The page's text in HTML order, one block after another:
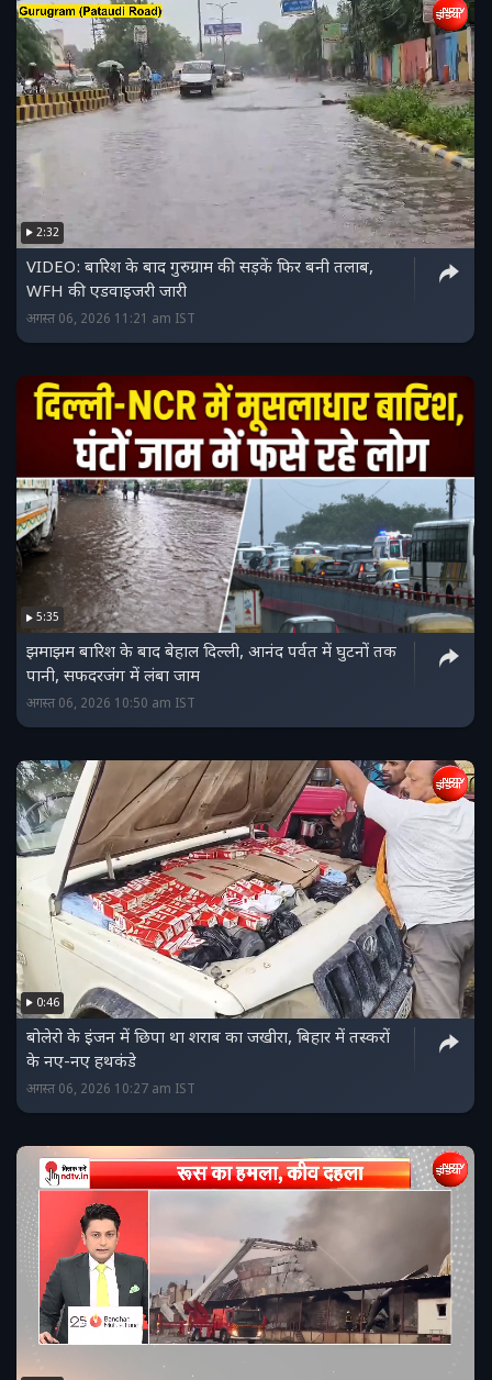
2:32
VIDEO: बारिश के बाद गुरुग्राम की सड़कें फिर बनी तलाब,
WFH की एडवाइजरी जारी
अगस्त 06, 2026 11:21 am IST
5:35
झमाझम बारिश के बाद बेहाल दिल्‍ली, आनंद पर्वत में घुटनों तक
पानी, सफदरजंग में लंबा जाम
अगस्त 06, 2026 10:50 am IST
0:46
बोलेरो के इंजन में छिपा था शराब का जखीरा, बिहार में तस्‍करों
के नए-नए हथकंडे
अगस्त 06, 2026 10:27 am IST